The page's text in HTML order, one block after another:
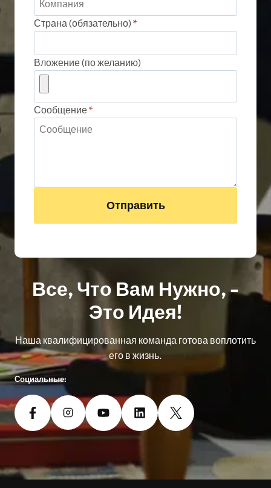
Страна (обязательно) *
Вложение (по желанию)
Сообщение*
Отправить
Все, Что Вам Нужно, -
Это Идея!
Наша квалифицированная команда готова воплотить
его в жизнь.
Социальные: